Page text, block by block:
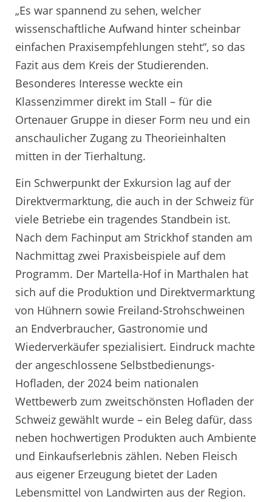
„Es war spannend zu sehen, welcher
wissenschaftliche Aufwand hinter scheinbar
einfachen Praxisempfehlungen steht“, so das
Fazit aus dem Kreis der Studierenden.
Besonderes Interesse weckte ein
Klassenzimmer direkt im Stall – für die
Ortenauer Gruppe in dieser Form neu und ein
anschaulicher Zugang zu Theorieinhalten
mitten in der Tierhaltung.
Ein Schwerpunkt der Exkursion lag auf der
Direktvermarktung, die auch in der Schweiz für
viele Betriebe ein tragendes Standbein ist.
Nach dem Fachinput am Strickhof standen am
Nachmittag zwei Praxisbeispiele auf dem
Programm. Der Martella-Hof in Marthalen hat
sich auf die Produktion und Direktvermarktung
von Hühnern sowie Freiland-Strohschweinen
an Endverbraucher, Gastronomie und
Wiederverkäufer spezialisiert. Eindruck machte
der angeschlossene Selbstbedienungs-
Hofladen, der 2024 beim nationalen
Wettbewerb zum zweitschönsten Hofladen der
Schweiz gewählt wurde – ein Beleg dafür, dass
neben hochwertigen Produkten auch Ambiente
und Einkaufserlebnis zählen. Neben Fleisch
aus eigener Erzeugung bietet der Laden
Lebensmittel von Landwirten aus der Region.